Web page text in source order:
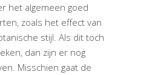
het algemeen goed
zoals het effect van
stijl. Als dit toch
dan zijn er nog
Misschien gaat de